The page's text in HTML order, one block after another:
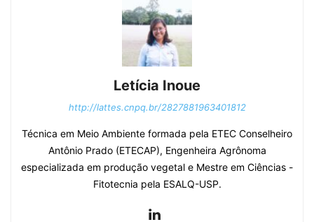
Letícia Inoue
http://lattes.cnpq.br/2827881963401812
Técnica em Meio Ambiente formada pela ETEC Conselheiro
Antônio Prado (ETECAP), Engenheira Agrônoma
especializada em produção vegetal e Mestre em Ciências -
Fitotecnia pela ESALQ-USP.